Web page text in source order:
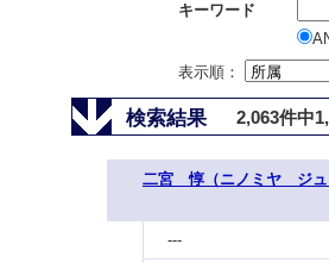
キーワード
表示順：
検索結果 2,063件中
二宮 惇（ニノミヤ ジュ
---